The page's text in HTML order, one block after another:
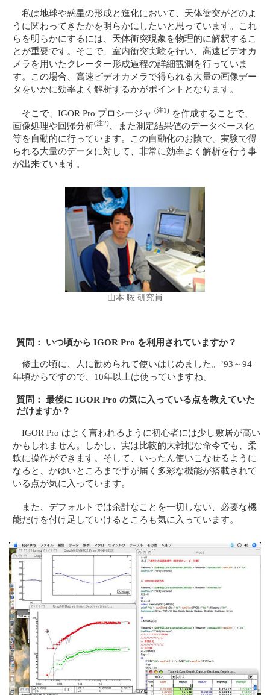
私は地球や惑星の形成と進化において、天体衝突がどのよ
うに関わってきたかを明らかにしたいと思っています。これ
らを明らかにするには、天体衝突現象を物理的に解釈するこ
とが重要です。そこで、室内衝突実験を行い、高速ビデオカ
メラを用いたクレーター形成過程の詳細観測を行っていま
す。この場合、高速ビデオカメラで得られる大量の画像デー
タをいかに効率よく解析するかがポイントとなります。
そこで、IGOR Pro プロシージャ(注1) を作成することで、
画像処理や回帰分析(注2)
、また測定結果値のデータベース化
等を自動的に行っています。この自動化のお陰で、実験で得
られる大量のデータに対して、非常に効率よく解析を行う事
が出来ています。
山本 聡 研究員
質問： いつ頃から IGOR Pro を利用されていますか？
修士の頃に、人に勧められて使いはじめました。’93～94
年頃からですので、10年以上は使っていますね。
質問： 最後に IGOR Pro の気に入っている点を教えていた
だけますか？
IGOR Pro はよく言われるように初心者には少し敷居が高い
かもしれません。しかし、実は比較的大雑把な命令でも、柔
軟に操作ができます。そして、いったん使いこなせるように
なると、かゆいところまで手が届く多彩な機能が搭載されて
いる点が気に入っています。
また、デフォルトでは余計なことを一切しない、必要な機
能だけを付け足していけるところも気に入っています。